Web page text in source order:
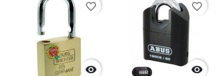

favorite_border

favorite_border